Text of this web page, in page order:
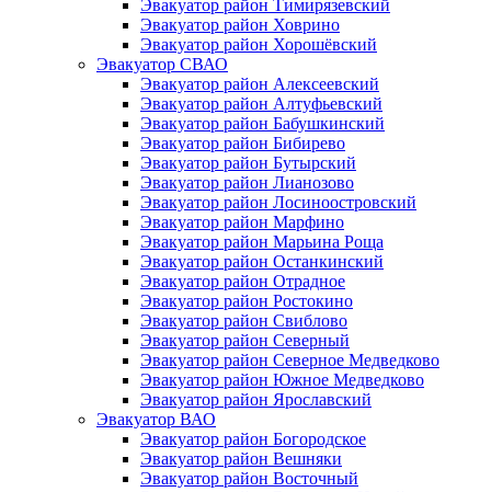
Эвакуатор район Тимирязевский
Эвакуатор район Ховрино
Эвакуатор район Хорошёвский
Эвакуатор СВАО
Эвакуатор район Алексеевский
Эвакуатор район Алтуфьевский
Эвакуатор район Бабушкинский
Эвакуатор район Бибирево
Эвакуатор район Бутырский
Эвакуатор район Лианозово
Эвакуатор район Лосиноостровский
Эвакуатор район Марфино
Эвакуатор район Марьина Роща
Эвакуатор район Останкинский
Эвакуатор район Отрадное
Эвакуатор район Ростокино
Эвакуатор район Свиблово
Эвакуатор район Северный
Эвакуатор район Северное Медведково
Эвакуатор район Южное Медведково
Эвакуатор район Ярославский
Эвакуатор ВАО
Эвакуатор район Богородское
Эвакуатор район Вешняки
Эвакуатор район Восточный